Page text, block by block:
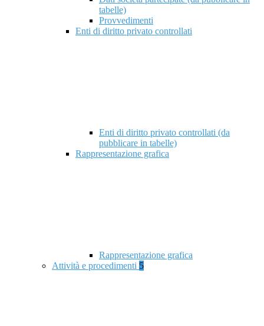
tabelle)
Provvedimenti
Enti di diritto privato controllati
Enti di diritto privato controllati (da
pubblicare in tabelle)
Rappresentazione grafica
Rappresentazione grafica
Attività e procedimenti 5